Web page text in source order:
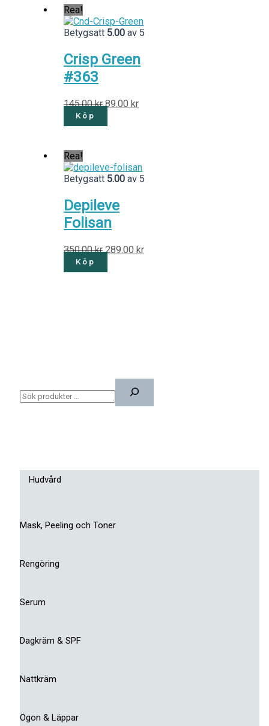
Hudvård
Mask, Peeling och Toner
Rengöring
Serum
Dagkräm & SPF
Nattkräm
Ögon & Läppar
Rea!
Betygsatt5.00 av 5
Crisp Green
#363
145.00kr 89.00kr
Köp
Rea!
Betygsatt5.00 av 5
Depileve
Folisan
350.00kr 289.00kr
Köp